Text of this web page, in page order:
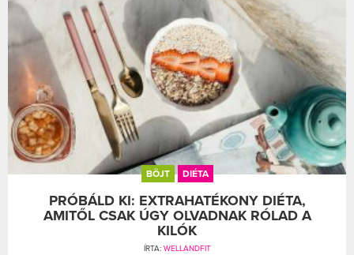
BÖJT DIÉTA
PRÓBÁLD KI: EXTRAHATÉKONY DIÉTA,
AMITŐL CSAK ÚGY OLVADNAK RÓLAD A
KILÓK
ÍRTA: WELLANDFIT